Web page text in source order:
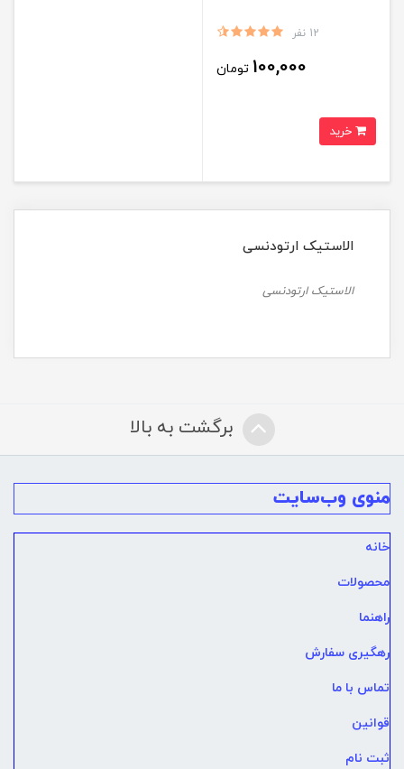
12 نفر
100,000 تومان
الاستیک ارتودنسی
الاستیک ارتودنسی
برگشت به بالا
منوی وب‌سایت
خانه
محصولات
راهنما
رهگیری سفارش
تماس با ما
قوانین
ثبت نام